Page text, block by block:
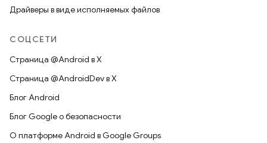
Драйверы в виде исполняемых файлов
СОЦСЕТИ
Страница @Android в X
Страница @AndroidDev в X
Блог Android
Блог Google о безопасности
О платформе Android в Google Groups